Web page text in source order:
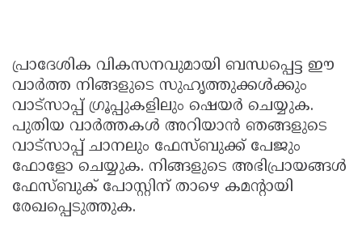
പ്രാദേശിക വികസനവുമായി ബന്ധപ്പെട്ട ഈ
വാർത്ത നിങ്ങളുടെ സുഹൃത്തുക്കൾക്കും
വാട്സാപ്പ് ഗ്രൂപ്പുകളിലും ഷെയർ ചെയ്യുക.
പുതിയ വാർത്തകൾ അറിയാൻ ഞങ്ങളുടെ
വാട്സാപ്പ് ചാനലും ഫേസ്ബുക്ക് പേജും
ഫോളോ ചെയ്യുക. നിങ്ങളുടെ അഭിപ്രായങ്ങൾ
ഫേസ്ബുക് പോസ്റ്റിന് താഴെ കമന്റായി
രേഖപ്പെടുത്തുക.